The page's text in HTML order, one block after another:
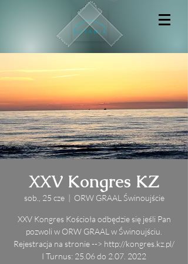
XXV Kongres KZ
sob., 25 cze
  |
ORW GRAAL Świnoujście
XXV Kongres Kościoła odbędzie się jeśli Pan
pozwoli w ORW GRAAL w Świnoujściu.
Rejestracja na stronie --> http://kongres.kz.pl/
I Turnus: 25.06 do 2.07. 2022